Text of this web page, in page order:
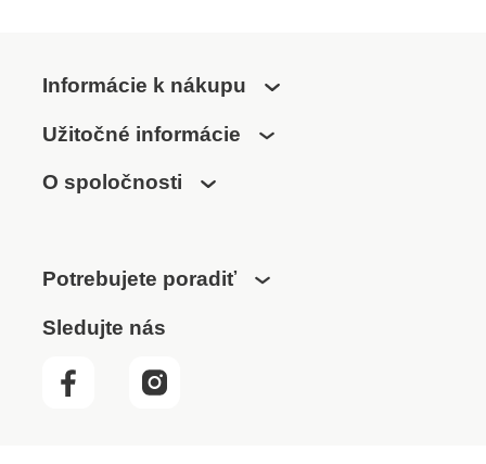
remeselníkov aj
150 kgHmotnosť 3,44
Informácie k nákupu
Užitočné informácie
O spoločnosti
Potrebujete poradiť
Sledujte nás